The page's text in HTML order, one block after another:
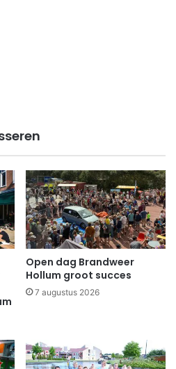
Open dag Brandweer
Hollum groot succes
7 augustus 2026